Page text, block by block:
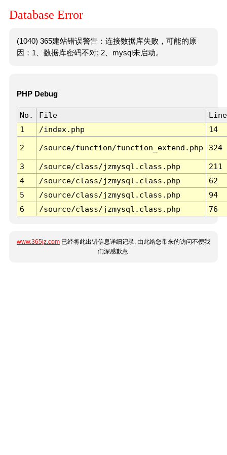
Database Error
(1040) 365建站错误警告：连接数据库失败，可能的原
因：1、数据库密码不对; 2、mysql未启动。
PHP Debug
No. File
Line
1
/index.php 14
2 /source/function/function_extend.php 324
3 /source/class/jzmysql.class.php
211
4
/source/class/jzmysql.class.php
62
5
/source/class/jzmysql.class.php
94
6
/source/class/jzmysql.class.php 76
www.365jz.com 已经将此出错信息详细记录, 由此给您带来的访问不便我
们深感歉意.